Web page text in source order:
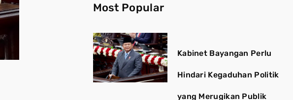
Most Popular
Kabinet Bayangan Perlu
Hindari Kegaduhan Politik
yang Merugikan Publik